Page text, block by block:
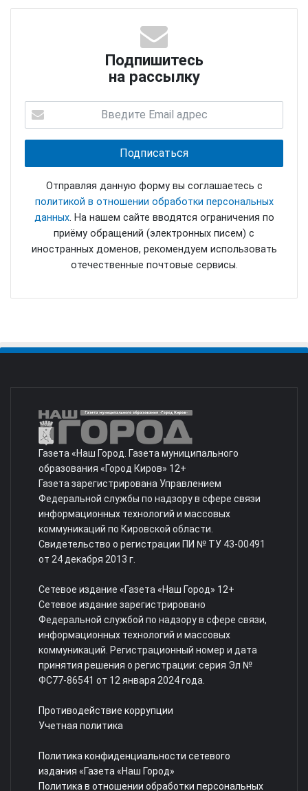
Подпишитесь
на рассылку
Отправляя данную форму вы соглашаетесь с
политикой в отношении обработки персональных
данных. На нашем сайте вводятся ограничения по
приёму обращений (электронных писем) с
иностранных доменов, рекомендуем использовать
отечественные почтовые сервисы.
Газета «Наш Город. Газета муниципального
образования «Город Киров» 12+
Газета зарегистрирована Управлением
Федеральной службы по надзору в сфере связи
информационных технологий и массовых
коммуникаций по Кировской области.
Свидетельство о регистрации ПИ № ТУ 43-00491
от 24 декабря 2013 г.
Сетевое издание «Газета «Наш Город» 12+
Сетевое издание зарегистрировано
Федеральной службой по надзору в сфере связи,
информационных технологий и массовых
коммуникаций. Регистрационный номер и дата
принятия решения о регистрации: серия Эл №
ФС77-86541 от 12 января 2024 года.
Противодействие коррупции
Учетная политика
Политика конфиденциальности сетевого
издания «Газета «Наш Город»
Политика в отношении обработки персональных